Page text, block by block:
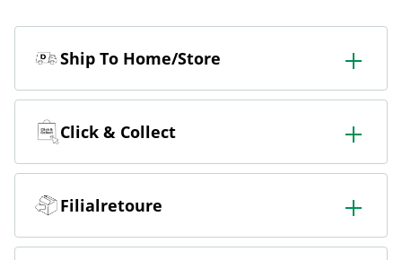
Ship To Home/Store
In der Filiale bestellen & in die Filiale oder nach Hause
liefern lassen.
Click & Collect
Online bestellen & kostenlos in der Filiale abholen.
Filialretoure
Online bestellen & kostenlos in der Filiale zurückgeben.